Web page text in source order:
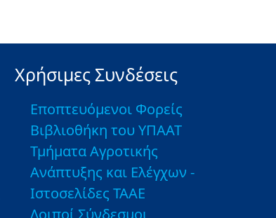
Χρήσιμες Συνδέσεις
Εποπτευόμενοι Φορείς
Βιβλιοθήκη του ΥΠΑΑΤ
Τμήματα Αγροτικής
Ανάπτυξης και Ελέγχων -
Ιστοσελίδες ΤΑΑΕ
Λοιποί Σύνδεσμοι